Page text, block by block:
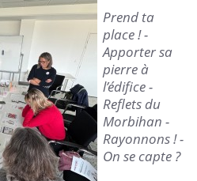
Prend ta
place ! -
Apporter sa
pierre à
l’édifice -
Reflets du
Morbihan -
Rayonnons ! -
On se capte ?